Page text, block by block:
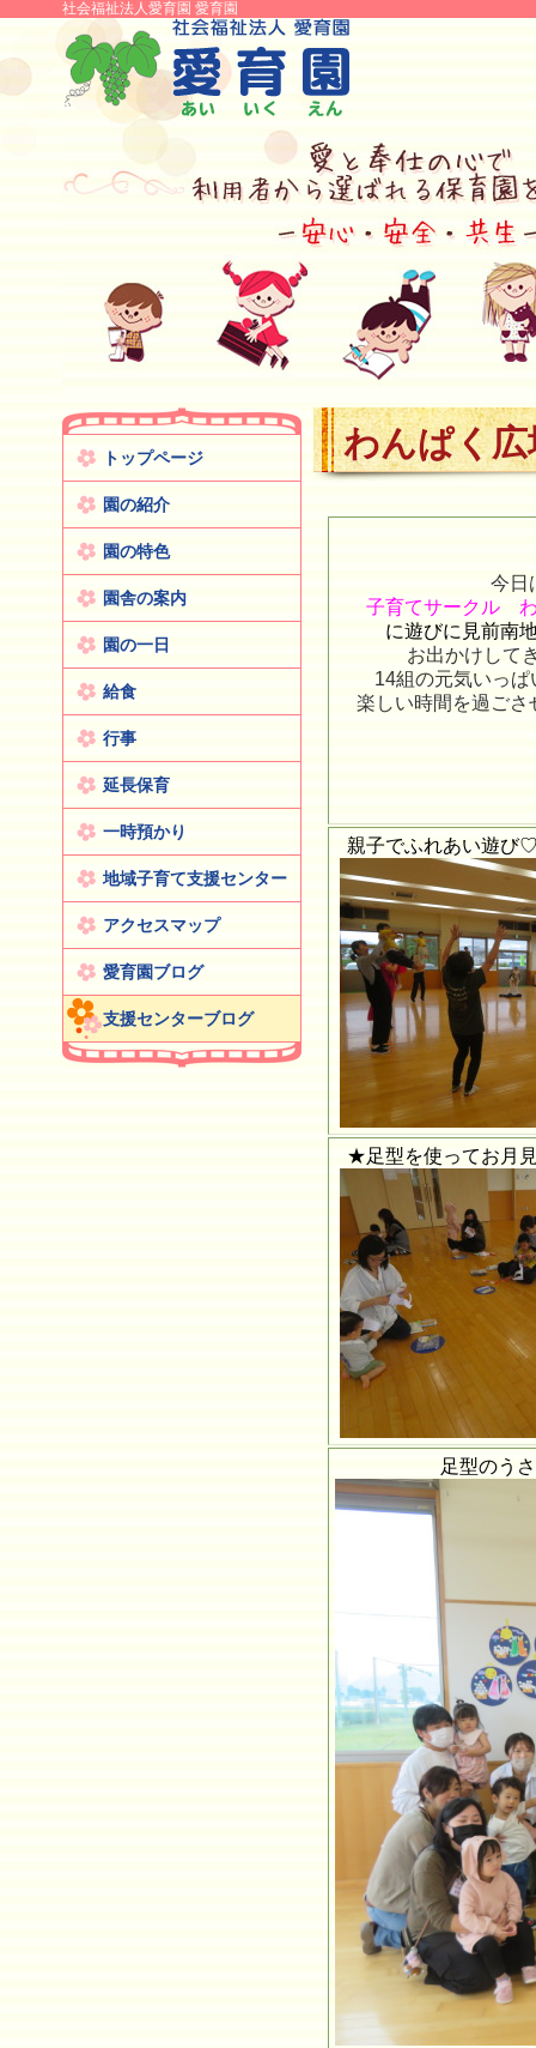
社会福祉法人愛育園 愛育園
トップページ
園の紹介
園の特色
園舎の案内
園の一日
給食
行事
延長保育
一時預かり
地域子育て支援センター
アクセスマップ
愛育園ブログ
支援センターブログ
わんぱく
今日
子育てサークル
に遊びに見前南
お出かけして
14組の元気いっ
楽しい時間を過ごさ
親子でふれあい遊び
★足型を使ってお月
足型のう